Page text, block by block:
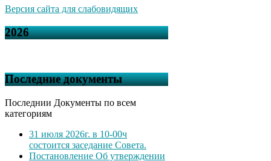
Версия сайта для слабовидящих
2026
Последние документы
Последнии Документы по всем
категориям
31 июля 2026г. в 10-00ч
состоится заседание Совета.
Постановление Об утверждении